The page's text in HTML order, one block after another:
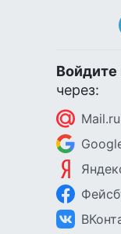
Войдите
через:
Mail.ru